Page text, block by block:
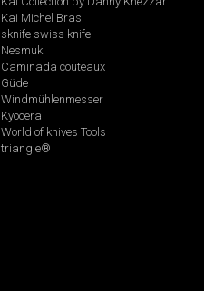
Kai Michel Bras
sknife swiss knife
Nesmuk
Caminada couteaux
Güde
Windmühlenmesser
Kyocera
World of knives Tools
triangle®